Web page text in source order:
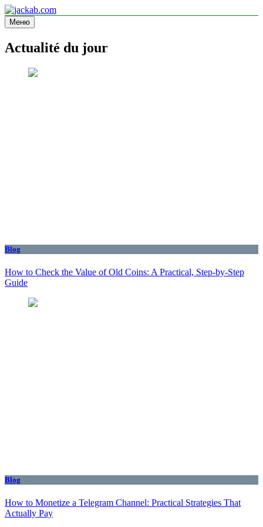
Перейти
к
содержимому
jackab.com
Site d'information
Меню
Actualité du jour
Blog
How to Check the Value of Old Coins: A Practical, Step-by-Step
Guide
Blog
How to Monetize a Telegram Channel: Practical Strategies That
Actually Pay